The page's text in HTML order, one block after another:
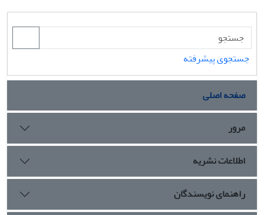
جستجوی پیشرفته
صفحه اصلی
مرور
اطلاعات نشریه
راهنمای نویسندگان